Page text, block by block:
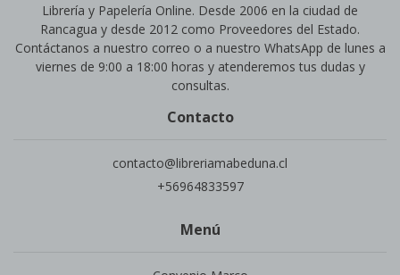
Librería y Papelería Online. Desde 2006 en la ciudad de
Rancagua y desde 2012 como Proveedores del Estado.
Contáctanos a nuestro correo o a nuestro WhatsApp de lunes a
viernes de 9:00 a 18:00 horas y atenderemos tus dudas y
consultas.
Contacto
contacto@libreriamabeduna.cl
+56964833597
Menú